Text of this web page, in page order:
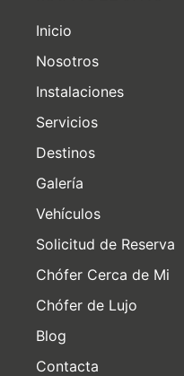
Inicio
Nosotros
Instalaciones
Servicios
Destinos
Galería
Vehículos
Solicitud de Reserva
Chófer Cerca de Mi
Chófer de Lujo
Blog
Contacta